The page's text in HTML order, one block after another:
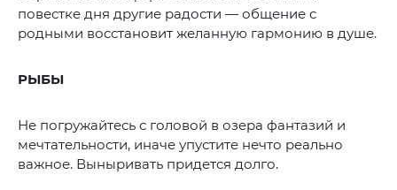
повестке дня другие радости — общение с
родными восстановит желанную гармонию в душе.
РЫБЫ
Не погружайтесь с головой в озера фантазий и
мечтательности, иначе упустите нечто реально
важное. Выныривать придется долго.